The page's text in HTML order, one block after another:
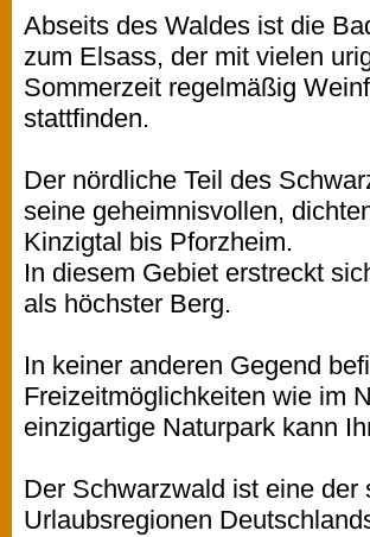
Abseits des Waldes ist die
zum Elsass, der mit vielen
Sommerzeit regelmäßig
stattfinden.
Der nördliche Teil des
seine geheimnisvollen,
Kinzigtal bis Pforzheim.
In diesem Gebiet erstreckt
als höchster Berg.
In keiner anderen Gegend
Freizeitmöglichkeiten wie im
einzigartige Naturpark kann
Der Schwarzwald ist eine
Urlaubsregionen